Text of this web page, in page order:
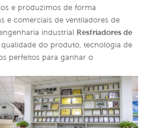
e produzimos de forma
e comerciais de ventiladores de
industrial Resfriadores de
do produto, tecnologia de
perfeitos para ganhar o